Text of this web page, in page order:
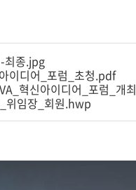
최종.jpg
이디어_포럼_초청.pdf
혁신아이디어_포럼_개
위임장_회원.hwp